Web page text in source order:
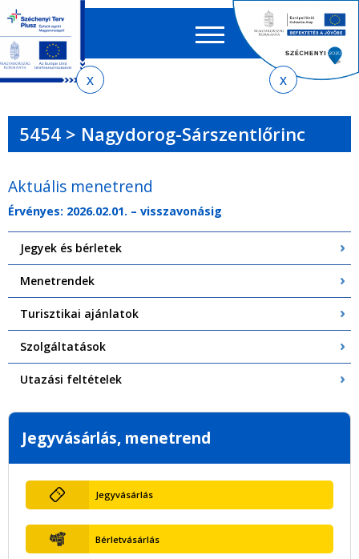
menetrendkeresőhöz
almenühöz
tartalomra
oldaltérképre
EN HU
űrlap
5454 > Nagydorog-Sárszentlőrinc
Aktuális menetrend
Érvényes: 2026.02.01. – visszavonásig
Jegyek és bérletek
Menetrendek
Turisztikai ajánlatok
Szolgáltatások
Utazási feltételek
Jegyvásárlás, menetrend
Jegyvásárlás
Bérletvásárlás